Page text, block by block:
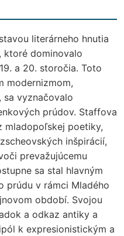
literárneho hnutia
ktoré dominovalo
a 20. storočia. Toto
modernizmom,
sa vyznačovalo
prúdov. Staffova
mladopoľskej poetiky,
inšpirácií,
prevažujúcemu
sa stal hlavným
prúdu v rámci Mladého
období. Svojou
a odkaz antiky a
k expresionistickým a